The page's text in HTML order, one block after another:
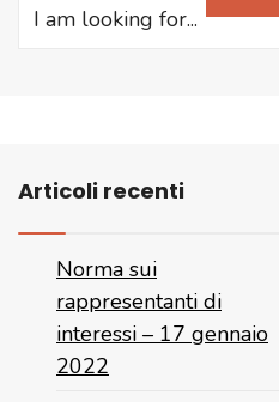
for:
Articoli recenti
Norma sui
rappresentanti di
interessi – 17 gennaio
2022